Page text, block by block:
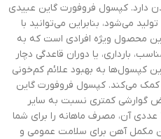
دارد. کپسول فروفورت گاین عبیدی
می‌شود، بنابراین می‌توانید با
محصول ویژه افرادی است که به
بارداری، یا دوران قاعدگی دچار
به بهبود علائم کم‌خونی
می‌کند. کپسول فروفورت گاین
گوارشی کمتری نسبت به سایر
مکمل‌های آهن دارد. بسته‌بندی 30 عددی آن، مصرف ماهانه را برای شما
مکمل آهن برای سلامت عمومی و